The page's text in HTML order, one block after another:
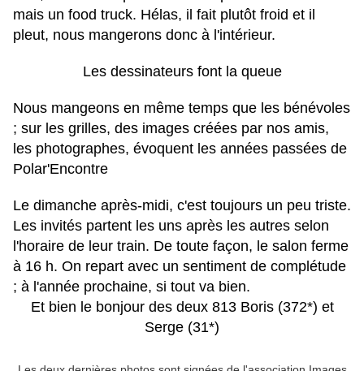
mais un food truck. Hélas, il fait plutôt froid et il
pleut, nous mangerons donc à l'intérieur.
Les dessinateurs font la queue
Nous mangeons en même temps que les bénévoles
; sur les grilles, des images créées par nos amis,
les photographes, évoquent les années passées de
Polar'Encontre
Le dimanche après-midi, c'est toujours un peu triste.
Les invités partent les uns après les autres selon
l'horaire de leur train. De toute façon, le salon ferme
à 16 h. On repart avec un sentiment de complétude
; à l'année prochaine, si tout va bien.
Et bien le bonjour des deux 813 Boris (372*) et
Serge (31*)